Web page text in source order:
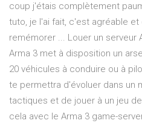
coup j'étais complètement
tuto, je l'ai fait, c'est agréable
remémorer ... Louer un serveur
Arma 3 met à disposition un
20 véhicules à conduire ou à
te permettra d'évoluer dans un
tactiques et de jouer à un jeu
cela avec le Arma 3 game-